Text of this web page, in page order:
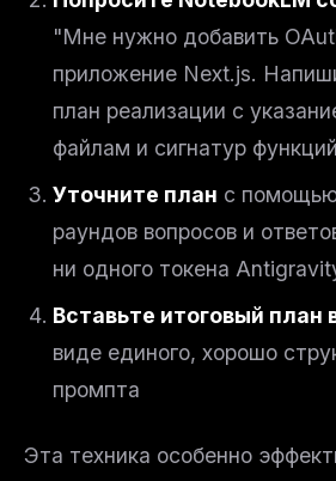
"Мне нужно добавить
приложение Next.js.
план реализации с
файлам и сигнатур
Уточните план с
раундов вопросов и
ни одного токена
Вставьте итоговый
виде единого, хорошо
промпта
Эта техника особенно
The weekly digest for AI
Curated MCP picks, agent skills,
workflow updates — one email, no
Get the weekly
No spam. Unsubscribe in
Maybe later